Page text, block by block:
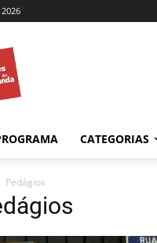
CATEGORIAS
Pedágios